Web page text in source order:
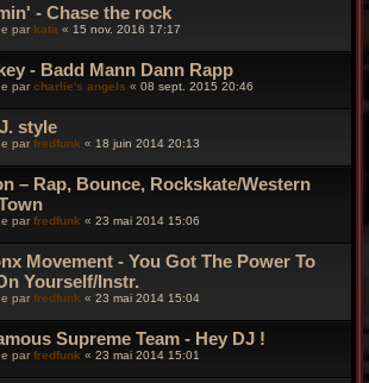
- Chase the rock
par kata « 15 nov. 2016 17:17
- Badd Mann Dann Rapp
parcharlie's angels « 08 sept. 2015 20:46
style
par fredfunk « 18 juin 2014 20:13
‎– Rap, Bounce, Rockskate/Western
par fredfunk « 23 mai 2014 15:06
Movement - You Got The Power To
Yourself/Instr.
par fredfunk « 23 mai 2014 15:04
Supreme Team - Hey DJ !
parfredfunk « 23 mai 2014 15:01